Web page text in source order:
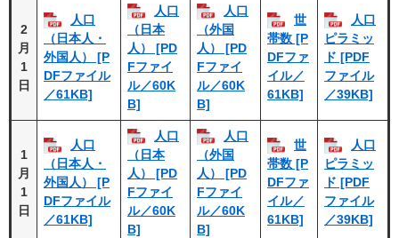
2
月
1
日
人口
（日本人・
外国人） [P
DFファイル
／61KB]
人口
（日本
人） [PD
Fファイ
ル／60K
B]
人口
（外国
人） [PD
Fファイ
ル／60K
B]
世
帯数 [P
DFファ
イル／
61KB]
人口
ピラミッ
ド [PDF
ファイル
／39KB]
1
月
1
日
人口
（日本人・
外国人） [P
DFファイル
／61KB]
人口
（日本
人） [PD
Fファイ
ル／60K
B]
人口
（外国
人） [PD
Fファイ
ル／60K
B]
世
帯数 [P
DFファ
イル／
61KB]
人口
ピラミッ
ド [PDF
ファイル
／39KB]